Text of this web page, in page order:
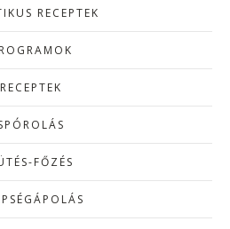
RECEPTEK
RECEPTEK
FŐZÉS